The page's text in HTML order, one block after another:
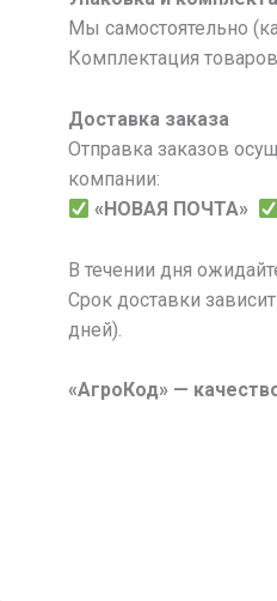
Мы самостоятельно
Комплектация
Доставка заказа
Отправка заказов
компании:
«НОВАЯ ПОЧТА»
В течении дня
Срок доставки
дней).
«АгроКод» —